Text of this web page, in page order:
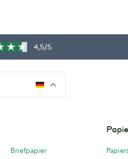
4,5/5
Briefpapier